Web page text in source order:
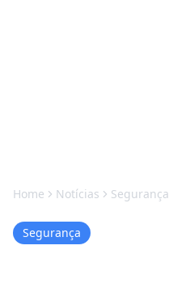
Home Notícias Segurança
Segurança